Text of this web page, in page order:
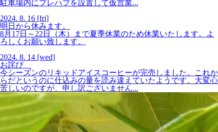
駐車場内にプレハブを設置して仮営業...
2024. 8. 16 [fri]
明日から休みます。
8月17日～22日（木）まで夏季休業のため休業いたします。よ
ろしくお願い致します。
2024. 8. 14 [wed]
お詫び
今シーズンのリキッドアイスコーヒーが完売しました。これか
らだというのに仕込みの量を読み違えていたようです。大変心
苦しいのですが、申し訳ございません...